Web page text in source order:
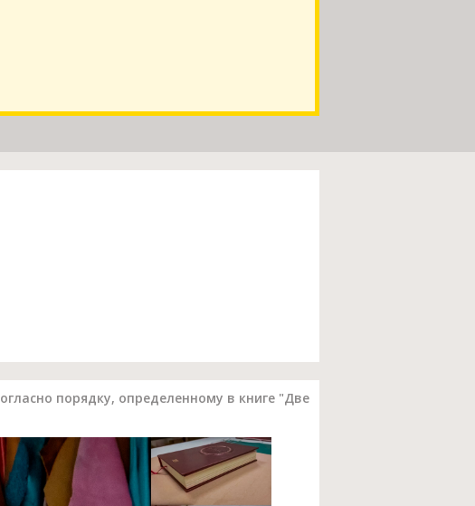
порядку, определенному в книге "Две